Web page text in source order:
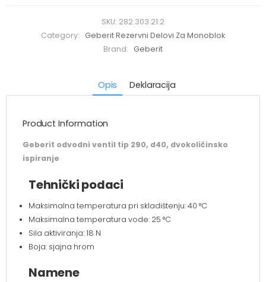
SKU: 282.303.21.2
Category:
Geberit Rezervni Delovi Za Monoblok
Brand:
Geberit
Opis Deklaracija
Product Information
Geberit odvodni ventil tip 290, d40, dvokoličinsko
ispiranje
Tehnički podaci
Maksimalna temperatura pri skladištenju: 40 °C
Maksimalna temperatura vode: 25 °C
Sila aktiviranja: 18 N
Boja: sjajna hrom
Namene